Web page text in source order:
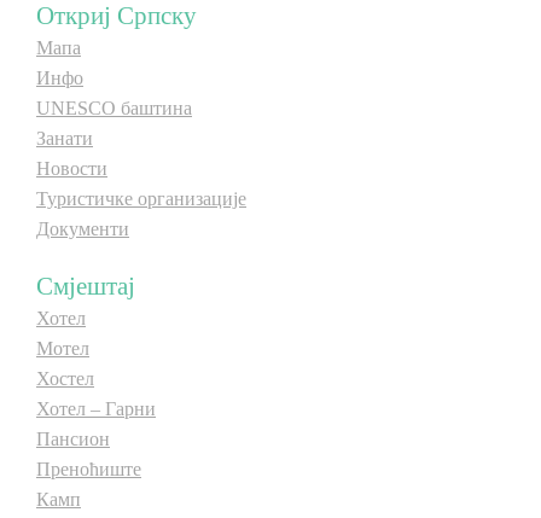
Фото
Видео
E-Brochure
Откриј Српску
Откриј Српску
Мапа
Инфо
UNESCO баштина
Занати
Новости
Туристичке организације
Документи
Смјештај
Хотел
Мотел
Хостел
Хотел – Гарни
Пансион
Преноћиште
Камп
Фото
Видео
E-Brochure
Откриј Српску